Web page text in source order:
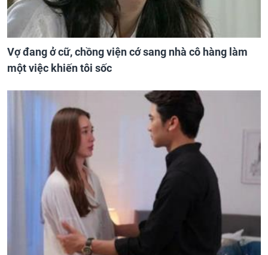
Vợ đang ở cữ, chồng viện cớ sang nhà cô hàng làm
một việc khiến tôi sốc